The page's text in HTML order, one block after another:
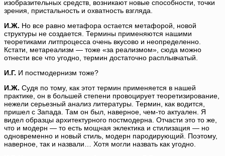
изобразительных средств, возникают новые способности, точки
зрения, пристальность и охватность взгляда.
И.Ж. Но все равно метафора остается метафорой, новой
структуры не создается. Термины применяются нашими
теоретиками литпроцесса очень вкусово и неопределенно.
Кстати, метареализм — тоже «за реализмом», сюда можно
отнести все что угодно, термин достаточно расплывчатый.
И.Г. И постмодернизм тоже?
И.Ж. Судя по тому, как этот термин применяется в нашей
практике, он в большей степени провоцирует теоретизирование,
нежели серьезный анализ литературы. Термин, как водится,
пришел с Запада. Там он был, наверное, чем-то актуален. Я
видел образцы архитектурного постмодерна. Отчасти это то же,
что и модерн — то есть мощная эклектика и стилизация — но
одновременно и новый стиль, модерн пародирующий. Поэтому,
наверное, так и назвали… Хотя могли назвать как угодно.